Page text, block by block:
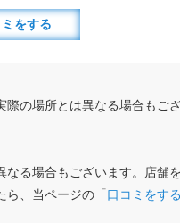
ミをする
の場所とは異なる場合もござ
る場合もございます。店舗
、当ページの「 口コミをする